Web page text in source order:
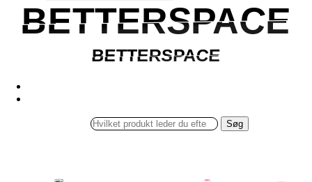
BETTERSPACE
BETTERSPACE
BETTERSPACE
BETTERSPACE
Søg